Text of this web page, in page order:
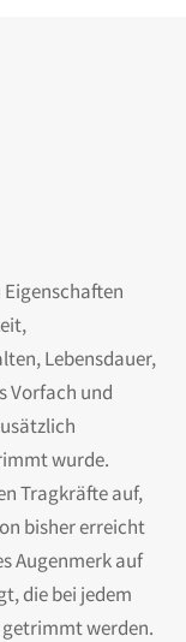
Lebensdauer,
Vorfach und
wurde.
Tragkräfte auf,
bisher erreicht
Augenmerk auf
die bei jedem
werden.